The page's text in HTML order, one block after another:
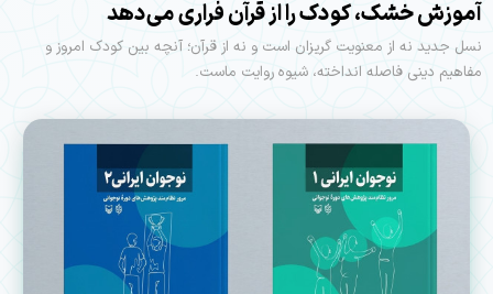
آموزش خشک، کودک را از قرآن فراری می‌دهد
نسل جدید نه از معنویت گریزان است و نه از قرآن؛ آنچه بین کودک امروز و
مفاهیم دینی فاصله انداخته، شیوه روایت ماست.